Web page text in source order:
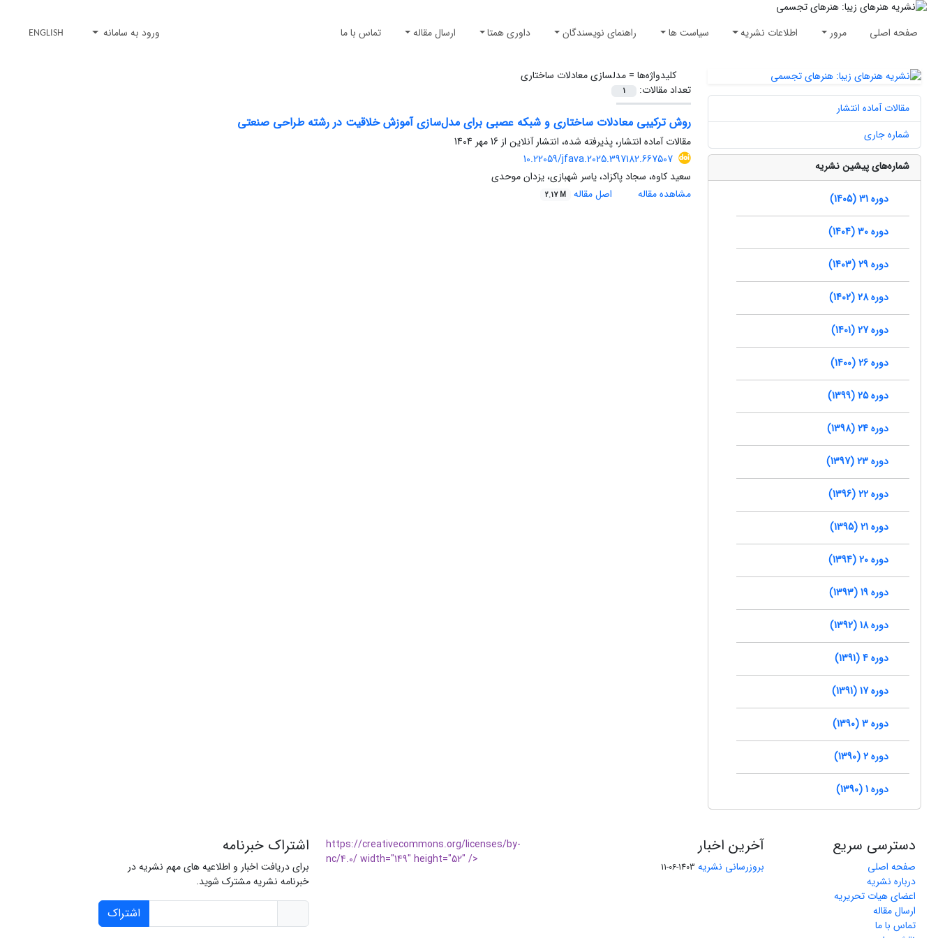
صفحه اصلی مرور اطلاعات نشریه سیاست ها راهنمای نویسندگان داوری همتا ارسال مقاله تماس با ما ورود به سامانه ENGLISH
کلیدواژه‌ها =مدلسازی معادلات ساختاری
تعداد مقالات:
1
روش ترکیبی معادلات ساختاری و شبکه عصبی برای مدل‌سازی آموزش خلاقیت در رشته طراحی صنعتی
مقالات آماده انتشار، پذیرفته شده، انتشار آنلاین از 16 مهر 1404
10.22059/jfava.2025.397182.667507
سعید کاوه، سجاد پاکزاد، یاسر شهبازی، یزدان موحدی
مشاهده مقاله
اصل مقاله 2.17 M
مقالات آماده انتشار
شماره جاری
شماره‌های پیشین نشریه
دوره 31 (1405)
دوره 30 (1404)
دوره 29 (1403)
دوره 28 (1402)
دوره 27 (1401)
دوره 26 (1400)
دوره 25 (1399)
دوره 24 (1398)
دوره 23 (1397)
دوره 22 (1396)
دوره 21 (1395)
دوره 20 (1394)
دوره 19 (1393)
دوره 18 (1392)
دوره 4 (1391)
دوره 17 (1391)
دوره 3 (1390)
دوره 2 (1390)
دوره 1 (1390)
دسترسی سریع
صفحه اصلی
درباره نشریه
اعضای هیات تحریریه
ارسال مقاله
تماس با ما
آخرین اخبار
بروزرسانی نشریه 1403-06-11
https://creativecommons.org/licenses/by-
nc/4.0/ width="149" height="52" />
اشتراک خبرنامه
برای دریافت اخبار و اطلاعیه های مهم نشریه در
خبرنامه نشریه مشترک شوید.
اشتراک